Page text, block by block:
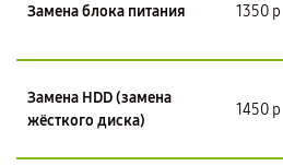
Замена блока питания 1350 р
Замена HDD (замена
жёсткого диска)
1450 р